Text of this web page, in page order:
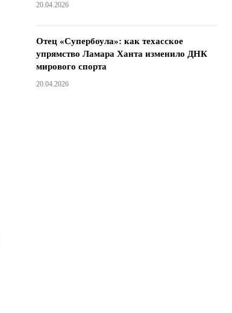
20.04.2026
Отец «Супербоула»: как техасское
упрямство Ламара Ханта изменило ДНК
мирового спорта
20.04.2026